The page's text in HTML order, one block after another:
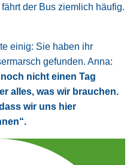
der Bus ziemlich häufig.
einig: Sie haben ihr
gefunden. Anna:
nicht einen Tag
alles, was wir brauchen.
wir uns hier